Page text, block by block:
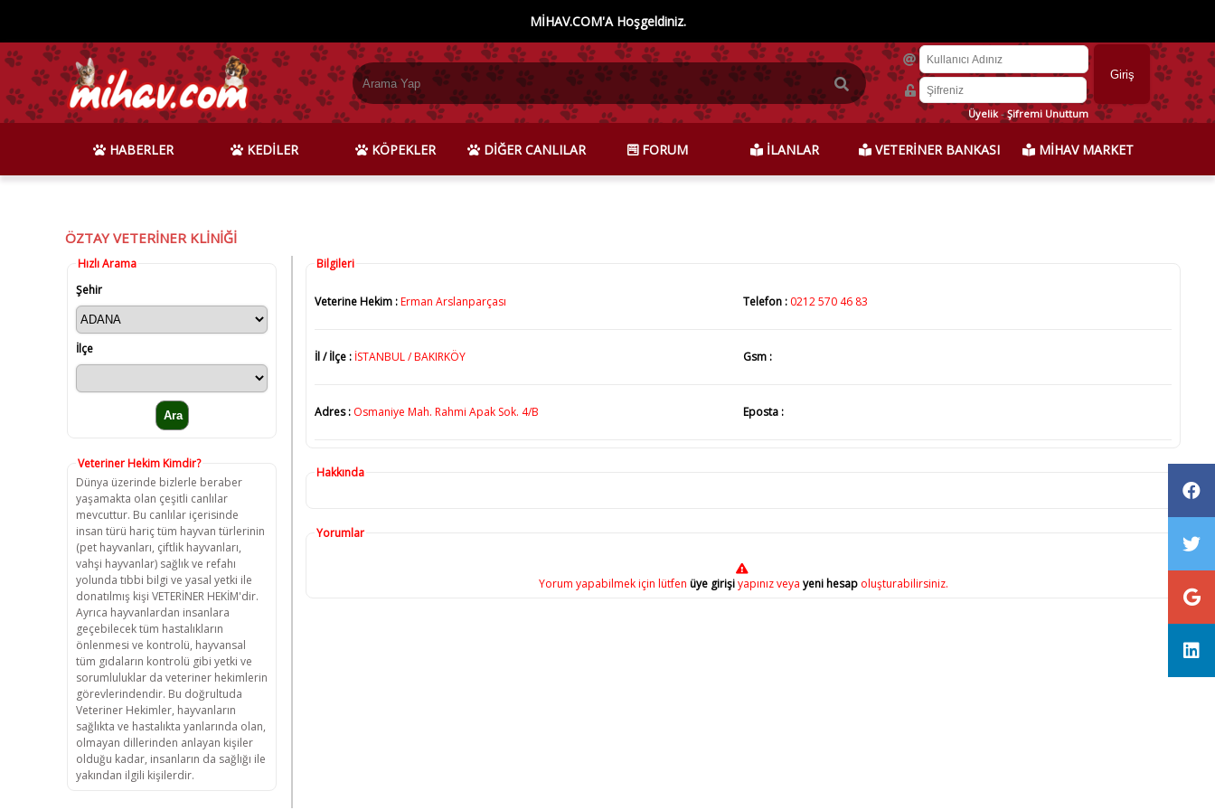
MİHAV.COM'A Hoşgeldiniz.
Üyelik-Şifremi Unuttum
HABERLER KEDİLER KÖPEKLER DİĞER CANLILAR FORUM İLANLAR VETERİNER BANKASI MİHAV MARKET
ÖZTAY VETERİNER KLİNİĞİ
Hızlı Arama
Şehir
İlçe
Veteriner Hekim Kimdir?
Dünya üzerinde bizlerle beraber
yaşamakta olan çeşitli canlılar
mevcuttur. Bu canlılar içerisinde
insan türü hariç tüm hayvan türlerinin
(pet hayvanları, çiftlik hayvanları,
vahşi hayvanlar) sağlık ve refahı
yolunda tıbbi bilgi ve yasal yetki ile
donatılmış kişi VETERİNER HEKİM'dir.
Ayrıca hayvanlardan insanlara
geçebilecek tüm hastalıkların
önlenmesi ve kontrolü, hayvansal
tüm gıdaların kontrolü gibi yetki ve
sorumluluklar da veteriner hekimlerin
görevlerindendir. Bu doğrultuda
Veteriner Hekimler, hayvanların
sağlıkta ve hastalıkta yanlarında olan,
olmayan dillerinden anlayan kişiler
olduğu kadar, insanların da sağlığı ile
yakından ilgili kişilerdir.
Bilgileri
Veterine Hekim :Erman Arslanparçası Telefon : 0212 570 46 83
İl / İlçe : İSTANBUL / BAKIRKÖY Gsm :
Adres : Osmaniye Mah. Rahmi Apak Sok. 4/B Eposta :
Hakkında
Yorumlar
Yorum yapabilmek için lütfen üye girişiyapınız veya yeni hesapoluşturabilirsiniz.